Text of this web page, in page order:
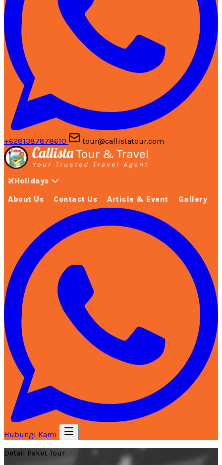
+6281387878610 tour@callistatour.com
Holidays
About Us Contact Us Article & Event Gallery
Hubungi Kami
Detail Paket Tour